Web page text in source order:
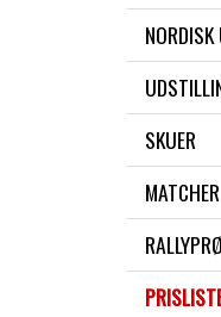
SKUER
MATCHER